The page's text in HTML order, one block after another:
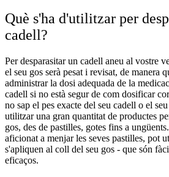
Què s'ha d'utilitzar per
cadell?
Per desparasitar un cadell aneu al vostre
el seu gos serà pesat i revisat, de manera
administrar la dosi adequada de la
cadell si no està segur de com dosificar
no sap el pes exacte del seu cadell o el
utilitzar una gran quantitat de productes
gos, des de pastilles, gotes fins a
aficionat a menjar les seves pastilles, pot
s'apliquen al coll del seu gos - que són
eficaços.